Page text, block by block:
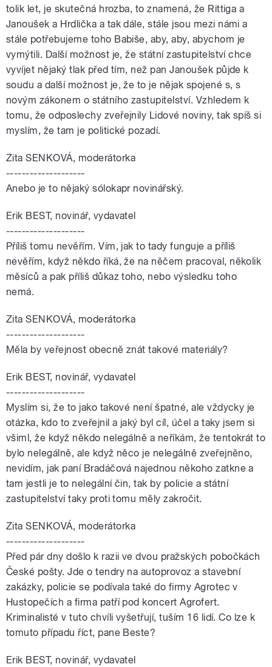
tolik let, je skutečná hrozba, to znamená, že Rittiga a
Janoušek a Hrdlička a tak dále, stále jsou mezi námi a
stále potřebujeme toho Babiše, aby, aby, abychom je
vymýtili. Další možnost je, že státní zastupitelství chce
vyvíjet nějaký tlak před tím, než pan Janoušek půjde k
soudu a další možnost je, že to je nějak spojené s, s
novým zákonem o státního zastupitelství. Vzhledem k
tomu, že odposlechy zveřejnily Lidové noviny, tak spíš si
myslím, že tam je politické pozadí.
Zita SENKOVÁ, moderátorka
--------------------
Anebo je to nějaký sólokapr novinářský.
Erik BEST, novinář, vydavatel
--------------------
Příliš tomu nevěřím. Vím, jak to tady funguje a příliš
nevěřím, když někdo říká, že na něčem pracoval, několik
měsíců a pak příliš důkaz toho, nebo výsledku toho
nemá.
Zita SENKOVÁ, moderátorka
--------------------
Měla by veřejnost obecně znát takové materiály?
Erik BEST, novinář, vydavatel
--------------------
Myslím si, že to jako takové není špatné, ale vždycky je
otázka, kdo to zveřejnil a jaký byl cíl, účel a taky jsem si
všiml, že když někdo nelegálně a neříkám, že tentokrát to
bylo nelegálně, ale když něco je nelegálně zveřejněno,
nevidím, jak paní Bradáčová najednou někoho zatkne a
tam jestli je to nelegální čin, tak by policie a státní
zastupitelství taky proti tomu měly zakročit.
Zita SENKOVÁ, moderátorka
--------------------
Před pár dny došlo k razii ve dvou pražských pobočkách
České pošty. Jde o tendry na autoprovoz a stavební
zakázky, policie se podívala také do firmy Agrotec v
Hustopečích a firma patří pod koncert Agrofert.
Kriminalisté v tuto chvíli vyšetřují, tuším 16 lidí. Co lze k
tomuto případu říct, pane Beste?
Erik BEST, novinář, vydavatel